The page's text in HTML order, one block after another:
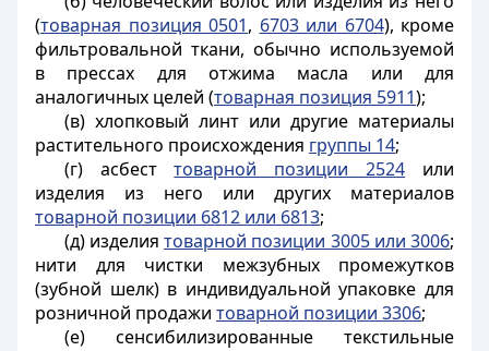
(товарная позиция 0501, 6703 или 6704), кроме
фильтровальной ткани, обычно используемой
в прессах для отжима масла или для
аналогичных целей (товарная позиция 5911);
(в) хлопковый линт или другие материалы
растительного происхождения группы 14;
(г) асбесттоварной позиции 2524 или
изделия из него или других материалов
товарной позиции 6812 или 6813;
(д) изделиятоварной позиции 3005 или 3006;
нити для чистки межзубных промежутков
(зубной шелк) в индивидуальной упаковке для
розничной продажи товарной позиции 3306;
(е) сенсибилизированные текстильные